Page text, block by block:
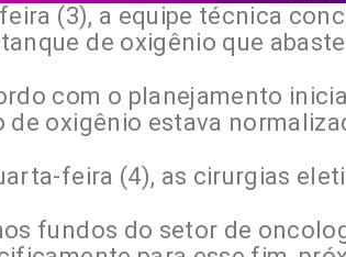
(3), a equipe técnica
de oxigênio que
com o planejamento
oxigênio estava
feira (4), as cirurgias
fundos do setor de